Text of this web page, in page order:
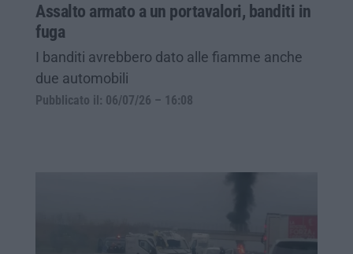
Assalto armato a un portavalori, banditi in
fuga
I banditi avrebbero dato alle fiamme anche
due automobili
Pubblicato il: 06/07/26 – 16:08